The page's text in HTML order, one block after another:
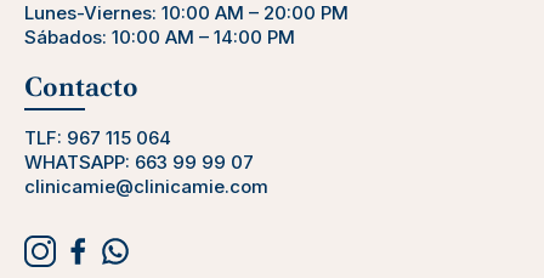
Lunes-Viernes: 10:00 AM – 20:00 PM
Sábados: 10:00 AM – 14:00 PM
Contacto
TLF: 967 115 064
WHATSAPP: 663 99 99 07
clinicamie@clinicamie.com